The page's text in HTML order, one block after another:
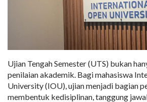
Ujian Tengah Semester (UTS) bukan
penilaian akademik. Bagi mahasiswa
University (IOU), ujian menjadi bagian
membentuk kedisiplinan, tanggung